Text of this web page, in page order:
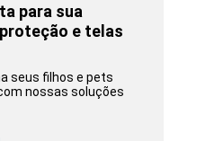
para sua
e telas
seus filhos e pets
nossas soluções